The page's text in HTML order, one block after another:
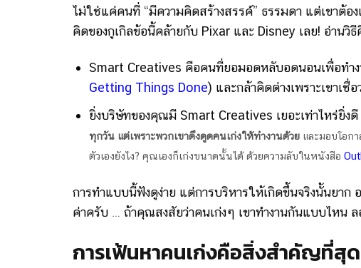
ไม่ใช่แค่คนที่ “มีความคิดสร้างสรรค์” ธรรมดา แต่เขาต้อง
คิดของกูเกิลข้อนี้คล้ายกับ Pixar และ Disney เลย! อ่านวิ
Smart Creatives คือคนที่ยอมอดหลับอดนอนเพื่อทำง
Getting Things Done) และกล้าคิดต่างเพราะเขาเชื่
ยิ่งบริษัทของคุณมี Smart Creatives เยอะเท่าไหร่ยิ่งดี
ทุกวัน แต่เพราะพวกเขาดึงดูดคนเก่งให้ทำงานด้วย และมอบโอก
ตัวเองยังไง? คุณเองก็เก่งขนาดนั้นได้ ด้วยความลับในหนังสือ
การทำแบบนี้ฟังดูง่าย แต่การบริหารให้เกิดขึ้นจริงนั้นยา
ค่าครับ … ถ้าคุณสงสัยว่าคนเก่งๆ เขาทำงานกันแบบไหน
การเฟ้นหาคนเก่งคือสิ่งสำคัญที่สุด